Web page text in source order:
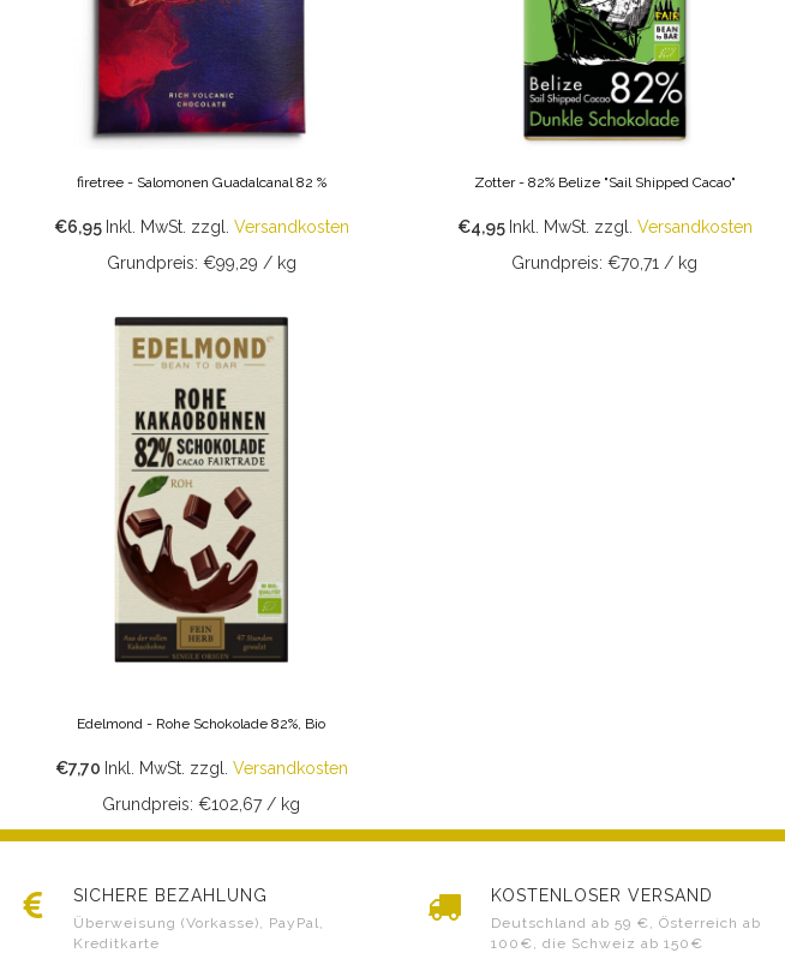
firetree - Salomonen Guadalcanal 82 %
€6,95 Inkl. MwSt. zzgl. Versandkosten
Grundpreis: €99,29 / kg
Zotter - 82% Belize "Sail Shipped Cacao"
€4,95 Inkl. MwSt. zzgl. Versandkosten
Grundpreis: €70,71 / kg
Edelmond - Rohe Schokolade 82%, Bio
€7,70 Inkl. MwSt. zzgl. Versandkosten
Grundpreis: €102,67 / kg
SICHERE BEZAHLUNG
Überweisung (Vorkasse), PayPal,
Kreditkarte
KOSTENLOSER VERSAND
Deutschland ab 59 €, Österreich ab
100€, die Schweiz ab 150€